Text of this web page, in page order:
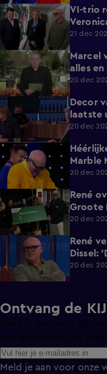
1:46
VI-trio
21 dec
3:50
Marcel
alles
20 dec
3:07
Decor
laatste
20 dec
2:02
Marble
20 dec
2:08
René
Groote
20 dec
René
Dissel:
20 dec
Ontvang de
Meld je aan voor de
Meld je aan voor onze